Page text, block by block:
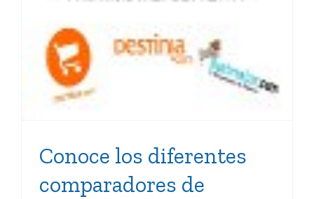
KZgunea
Conoce los diferentes
comparadores de